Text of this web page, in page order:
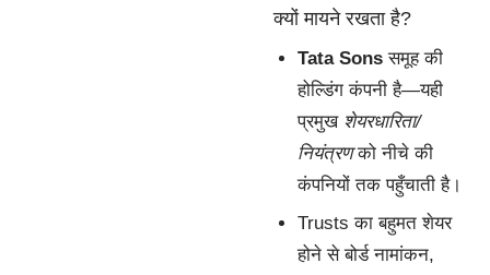
क्यों मायने रखता है?
Tata Sons समूह की
होल्डिंग कंपनी है—यही
प्रमुख शेयरधारिता/
नियंत्रणको नीचे की
कंपनियों तक पहुँचाती है।
Trusts का बहुमत शेयर
होने से बोर्ड नामांकन,